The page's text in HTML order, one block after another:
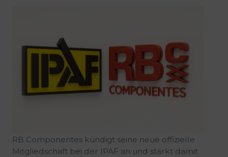
RB Componentes kündigt seine neue offizielle
Mitgliedschaft bei der IPAF an und stärkt damit